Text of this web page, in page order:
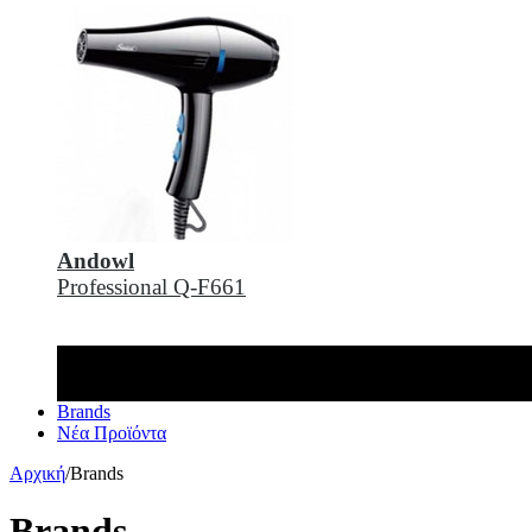
Andowl
Professional Q-F661
Brands
Νέα Προϊόντα
Αρχική/Brands